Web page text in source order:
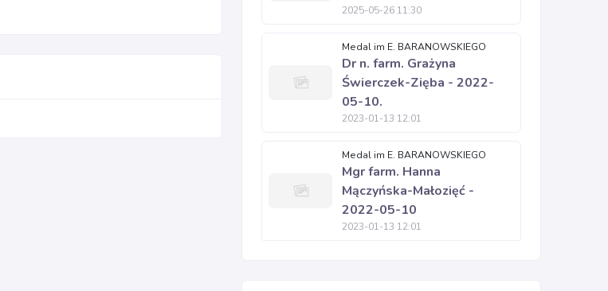
2025-05-26 11:30
Medal im E. BARANOWSKIEGO
Dr n. farm. Grażyna
Świerczek-Zięba - 2022-
05-10.
2023-01-13 12:01
Medal im E. BARANOWSKIEGO
Mgr farm. Hanna
Mączyńska-Małozięć -
2022-05-10
2023-01-13 12:01